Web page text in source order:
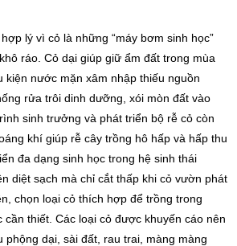
lý vì cỏ là những “máy bơm sinh học”
ráo. Cỏ dại giúp giữ ẩm đất trong mùa
kiện nước mặn xâm nhập thiếu nguồn
rửa trôi dinh dưỡng, xói mòn đất vào
sinh trưởng và phát triển bộ rễ cỏ còn
khí giúp rễ cây trồng hô hấp và hấp thu
đa dạng sinh học trong hệ sinh thái
diệt sạch mà chỉ cắt thấp khi cỏ vườn phát
chọn loại cỏ thích hợp để trồng trong
thiết. Các loại cỏ được khuyến cáo nên
dại, sài đất, rau trai, màng màng